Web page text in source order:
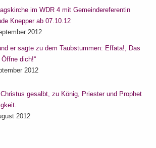
im WDR 4 mit Gemeindereferentin
Knepper ab 07.10.12
2012
er sagte zu dem Taubstummen: Effata!, Das
dich!“
2012
gesalbt, zu König, Priester und Prophet
2012